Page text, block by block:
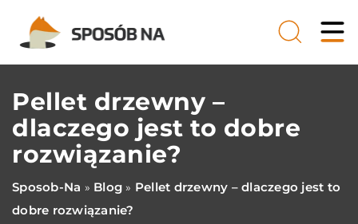
Pellet drzewny –
dlaczego jest to dobre
rozwiązanie?
Sposob-Na » Blog » Pellet drzewny – dlaczego jest to
dobre rozwiązanie?